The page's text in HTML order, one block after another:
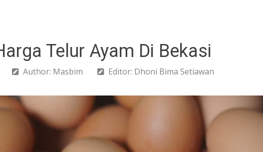
Telur Ayam Di Bekasi
Author: Masbim Editor: Dhoni Bima Setiawan